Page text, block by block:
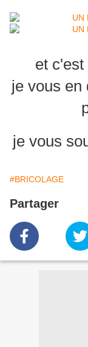
et
je vous en
je vous
#BRICOLAGE
Partager